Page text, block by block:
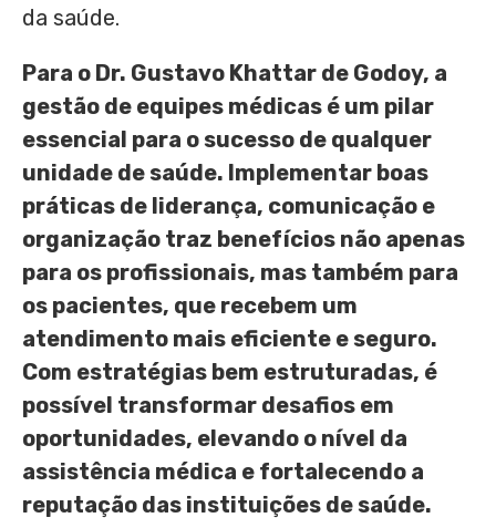
da saúde.
Para o Dr. Gustavo Khattar de Godoy, a
gestão de equipes médicas é um pilar
essencial para o sucesso de qualquer
unidade de saúde. Implementar boas
práticas de liderança, comunicação e
organização traz benefícios não apenas
para os profissionais, mas também para
os pacientes, que recebem um
atendimento mais eficiente e seguro.
Com estratégias bem estruturadas, é
possível transformar desafios em
oportunidades, elevando o nível da
assistência médica e fortalecendo a
reputação das instituições de saúde.